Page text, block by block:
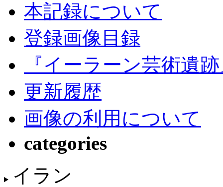
本記録について
登録画像目録
『イーラーン芸術遺
更新履歴
画像の利用について
categories
イラン